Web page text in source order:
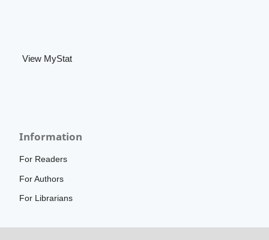
View MyStat
Information
For Readers
For Authors
For Librarians